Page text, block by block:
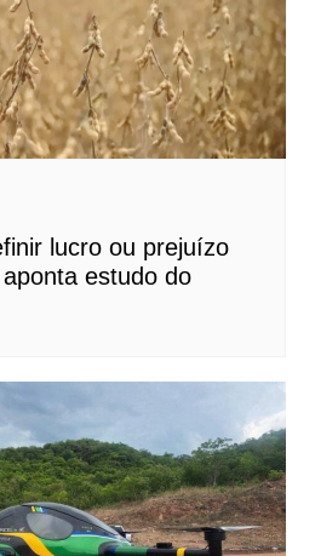
lucro ou prejuízo
estudo do